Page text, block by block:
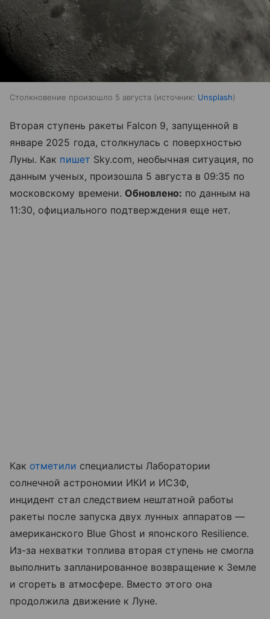
Столкновение произошло 5 августа источник: Unsplash
Вторая ступень ракеты Falcon 9, запущенной в
январе 2025 года, столкнулась с поверхностью
Луны. Как пишет Sky.com, необычная ситуация, по
данным ученых, произошла 5 августа в 09:35 по
московскому времени. Обновлено: по данным на
11:30, официального подтверждения еще нет.
Как отметили специалисты Лаборатории
солнечной астрономии ИКИ и ИСЗФ,
инцидент стал следствием нештатной работы
ракеты после запуска двух лунных аппаратов —
американского Blue Ghost и японского Resilience.
Из-за нехватки топлива вторая ступень не смогла
выполнить запланированное возвращение к Земле
и сгореть в атмосфере. Вместо этого она
продолжила движение к Луне.